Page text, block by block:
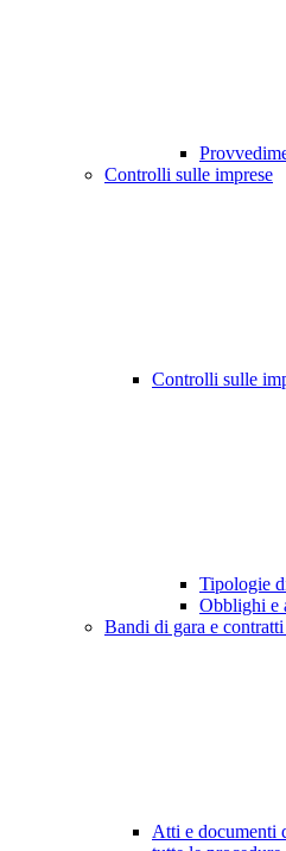
Controlli sulle imprese
Controlli sulle
Tipologie
Obblighi e
Bandi di gara e contratti
Atti e documenti